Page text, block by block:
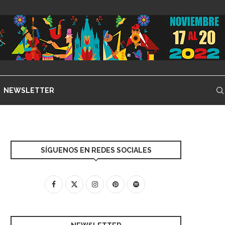
NEWSLETTER
SÍGUENOS EN REDES SOCIALES